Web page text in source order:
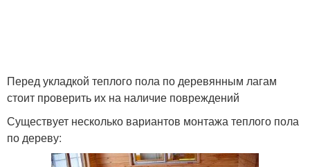
Перед укладкой теплого пола по деревянным лагам
стоит проверить их на наличие повреждений
Существует несколько вариантов монтажа теплого пола
по дереву: